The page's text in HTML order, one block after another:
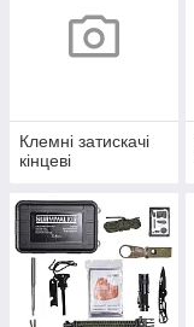
Клемні затискачі
кінцеві